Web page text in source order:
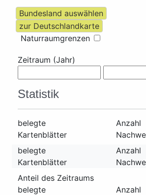
Naturraumgrenzen
Zeitraum (Jahr)
Statistik
belegte
Kartenblätter
Anzahl
belegte
Kartenblätter
Anzahl
Anteil des Zeitraums
belegte
Anzahl